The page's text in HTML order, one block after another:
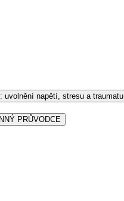
uvolnění napětí, stresu a traumatu
PRŮVODCE